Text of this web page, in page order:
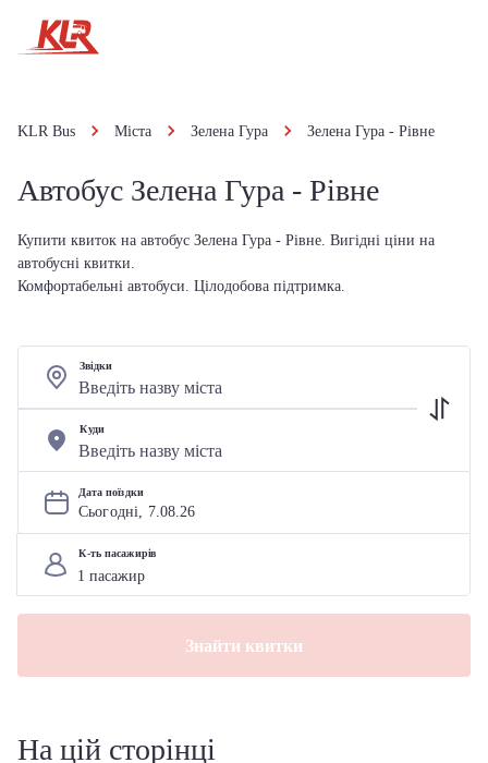
KLR Bus Міста Зелена Гура Зелена Гура - Рівне
Автобус Зелена Гура - Рівне
Купити квиток на автобус Зелена Гура - Рівне. Вигідні ціни на
автобусні квитки.
Комфортабельні автобуси. Цілодобова підтримка.
Звідки
Куди
Дата поїздки
Сьогодні, 7.08.26
К-ть пасажирів
Знайти квитки
На цій сторінці